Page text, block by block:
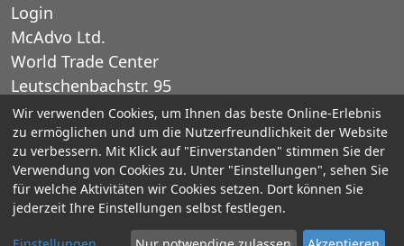
Login
McAdvo Ltd.
World Trade Center
Leutschenbachstr. 95
CH-8050 Zurich
Schweiz
E-Mail: office@mcadvo.com
© 2005-2025 McAdvo Ltd.
Wir verwenden Cookies, um Ihnen das beste Online-Erlebnis
zu ermöglichen und um die Nutzerfreundlichkeit der Website
zu verbessern. Mit Klick auf "Einverstanden" stimmen Sie der
Verwendung von Cookies zu. Unter "Einstellungen", sehen Sie
für welche Aktivitäten wir Cookies setzen. Dort können Sie
jederzeit Ihre Einstellungen selbst festlegen.